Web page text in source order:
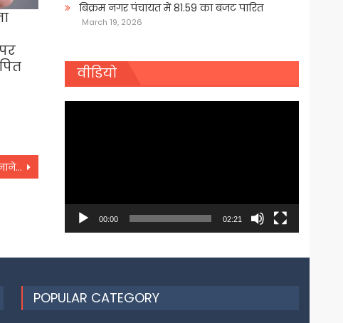
‘शहजादे को प्रधानमंत्री बनाने के लिए उतावला है पाकिस्तान’, पीएम मोदी का राहुल गांधी पर निशाना
बिक्रम नगर पंचायत में 81.59 का बजट पारित
March 19, 2026
वीडियो
00:00 02:21
POPULAR CATEGORY